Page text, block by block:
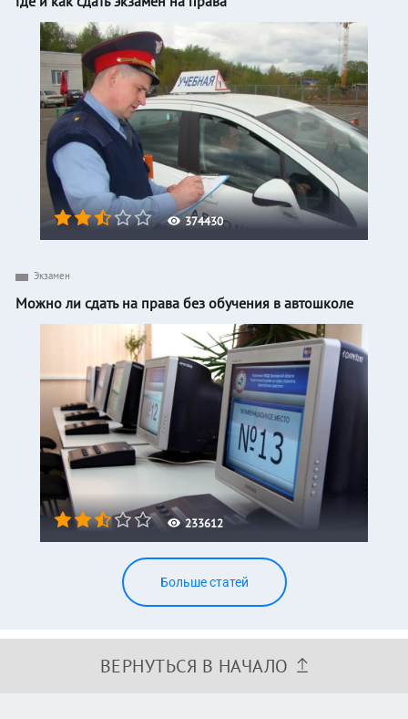
374430
233612
Экзамен
Можно ли сдать на права без обучения в автошколе
Больше статей
ВЕРНУТЬСЯ В НАЧАЛО